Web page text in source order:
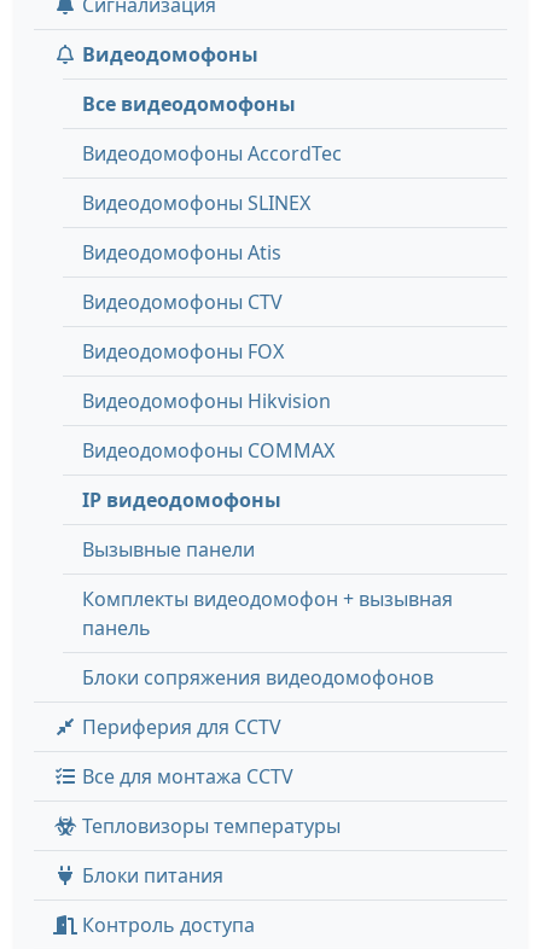
Видеодомофоны
Все видеодомофоны
Видеодомофоны AccordTec
Видеодомофоны SLINEX
Видеодомофоны Atis
Видеодомофоны CTV
Видеодомофоны FOX
Видеодомофоны Hikvision
Видеодомофоны COMMAX
IP видеодомофоны
Вызывные панели
Комплекты видеодомофон + вызывная
панель
Блоки сопряжения видеодомофонов
Периферия для CCTV
Все для монтажа CCTV
Тепловизоры температуры
Блоки питания
Контроль доступа